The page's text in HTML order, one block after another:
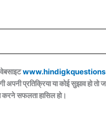
www.hindigkquestions
अपनी प्रतिक्रिया या कोई सुझाव हो
करने सफलता हासिल हो।